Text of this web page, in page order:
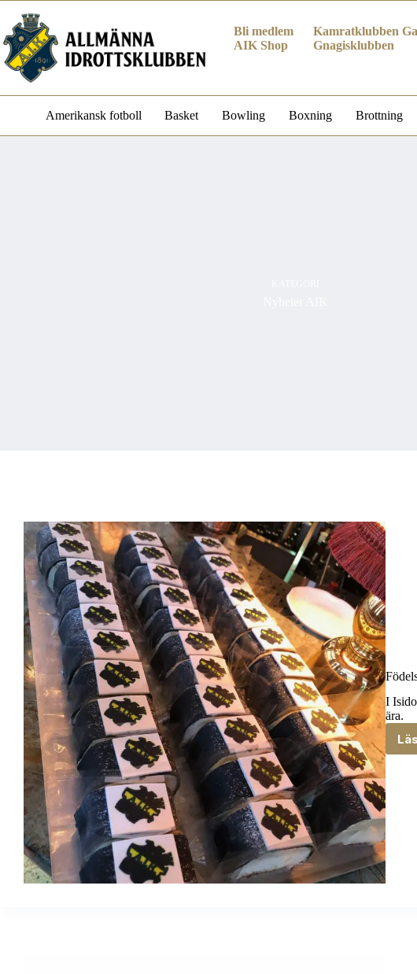
innehåll
Bli medlem
AIK Shop
Kamratklubben
Gnagisklubben
Amerikansk fotboll Basket Bowling Boxning Brottning
I
ära.